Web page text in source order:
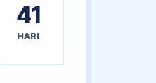
41
HARI